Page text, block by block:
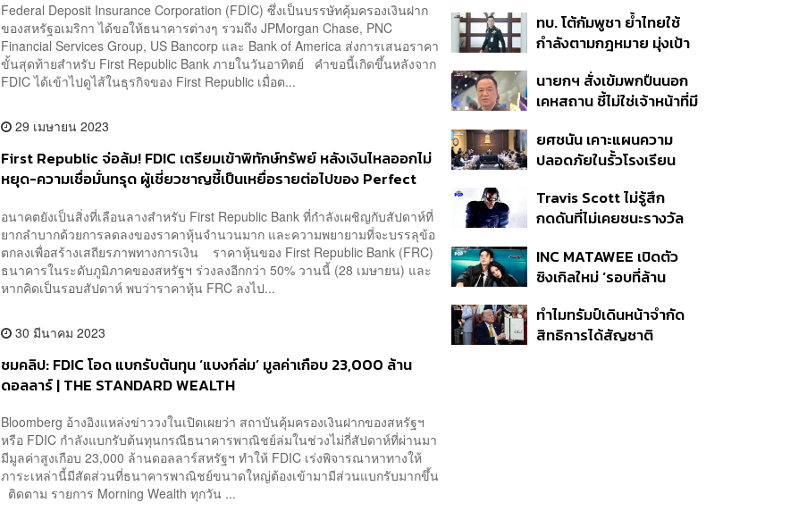
Federal Deposit Insurance Corporation (FDIC) ซึ่งเป็นบรรษัทคุ้มครองเงินฝาก
ของสหรัฐอเมริกา ได้ขอให้ธนาคารต่างๆ รวมถึง JPMorgan Chase, PNC
Financial Services Group, US Bancorp และ Bank of America ส่งการเสนอราคา
ขั้นสุดท้ายสำหรับ First Republic Bank ภายในวันอาทิตย์ คำขอนี้เกิดขึ้นหลังจาก
FDIC ได้เข้าไปดูไส้ในธุรกิจของ First Republic เมื่อต...
29 เมษายน 2023
First Republic จ่อล้ม! FDIC เตรียมเข้าพิทักษ์ทรัพย์ หลังเงินไหลออกไม่
หยุด-ความเชื่อมั่นทรุด ผู้เชี่ยวชาญชี้เป็นเหยื่อรายต่อไปของ Perfect
อนาคตยังเป็นสิ่งที่เลือนลางสำหรับ First Republic Bank ที่กำลังเผชิญกับสัปดาห์ที่
ยากลำบากด้วยการลดลงของราคาหุ้นจำนวนมาก และความพยายามที่จะบรรลุข้อ
ตกลงเพื่อสร้างเสถียรภาพทางการเงิน ราคาหุ้นของ First Republic Bank (FRC)
ธนาคารในระดับภูมิภาคของสหรัฐฯ​ ร่วงลงอีกกว่า 50% วานนี้ (28 เมษายน) และ
หากคิดเป็นรอบสัปดาห์ พบว่าราคาหุ้น FRC ลงไป...
30 มีนาคม 2023
ชมคลิป: FDIC โอด แบกรับต้นทุน ‘แบงก์ล่ม’ มูลค่าเกือบ 23,000 ล้าน
ดอลลาร์ | THE STANDARD WEALTH
Bloomberg อ้างอิงแหล่งข่าววงในเปิดเผยว่า สถาบันคุ้มครองเงินฝากของสหรัฐฯ
หรือ FDIC กำลังแบกรับต้นทุนกรณีธนาคารพาณิชย์ล่มในช่วงไม่กี่สัปดาห์ที่ผ่านมา
มีมูลค่าสูงเกือบ 23,000 ล้านดอลลาร์สหรัฐฯ ทำให้ FDIC เร่งพิจารณาหาทางให้
ภาระเหล่านี้มีสัดส่วนที่ธนาคารพาณิชย์ขนาดใหญ่ต้องเข้ามามีส่วนแบกรับมากขึ้น
ติดตาม รายการ Morning Wealth ทุกวัน ...
ครั้ง ตลอด 10 ปีที่ผ่านมา
ทบ. โต้กัมพูชา ย้ำไทยใช้
กำลังตามกฎหมาย มุ่งเป้า
หายไทยไม่อาจลบด้วย
ข้อมูลบิดเบือน
นายกฯ สั่งเข้มพกปืนนอก
เคหสถาน ชี้ไม่ใช่เจ้าหน้าที่มี
ก่อเหตุ เจ้าของร่วมรับผิด
ยศชนัน เคาะแผนความ
ปลอดภัยในรั้วโรงเรียน
ดูแล-คุมเข้มคัดกรองสิ่ง
ผิดกฎหมาย
Travis Scott ไม่รู้สึก
กดดันที่ไม่เคยชนะรางวัล
แล้ว 10 ครั้ง
INC MATAWEE เปิดตัว
ซิงเกิลใหม่ ‘รอบที่ล้าน
มาแสดงในมิวสิกวิดีโอ
ทำไมทรัมป์เดินหน้าจำกัด
สิทธิการได้สัญชาติ